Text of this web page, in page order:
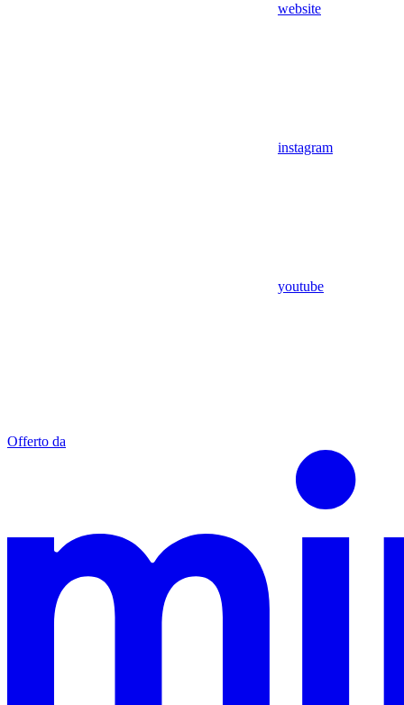
website
instagram
youtube
Offerto da